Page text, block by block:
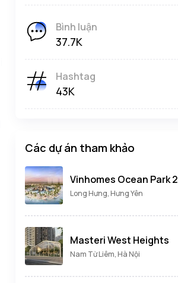
Bình luận
37.7K
Hashtag
43K
Các dự án tham khảo
Vinhomes Ocean Park 2
Long Hưng, Hưng Yên
Masteri West Heights
Nam Từ Liêm, Hà Nội